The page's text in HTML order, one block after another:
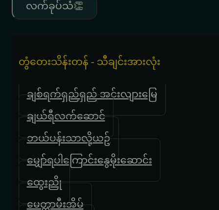
လက်ခုပ်သံ👏
တွံတေးသိန်းတန် - သီချင်းအားလုံး
ချစ်ရက်ရှည်ရှည် အင်းလျားမြေ
ချယ်ရီလက်ဆောင်
ဘယ်ပန်းသာလို့ယဥ်
မျှော်ရပါကြောင်းနွေမိုးဆောင်း
ထွေးညို
မေတ္တာမီးအိမ်